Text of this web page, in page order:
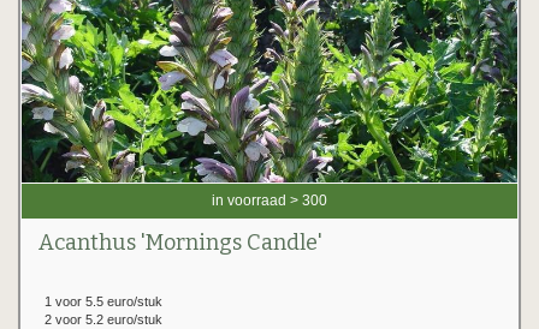
in voorraad > 300
Acanthus 'Mornings Candle'
1 voor 5.5 euro/stuk
2 voor 5.2 euro/stuk